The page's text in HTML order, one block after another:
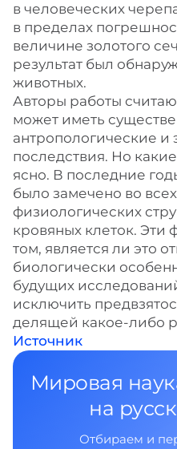
в человеческих
в пределах
величине золотого
результат был
животных.
Авторы работы
может иметь
антропологические
последствия. Но
ясно. В последние
было замечено во
физиологических
кровяных клеток. Эти
том, является ли это
биологически
будущих
исключить
делящей какое-либо
Источник
Мировая
на
Отбираем и